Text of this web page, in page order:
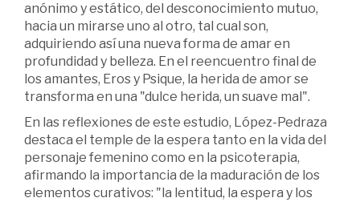
anónimo y estático, del desconocimiento mutuo,
hacia un mirarse uno al otro, tal cual son,
adquiriendo así una nueva forma de amar en
profundidad y belleza. En el reencuentro final de
los amantes, Eros y Psique, la herida de amor se
transforma en una "dulce herida, un suave mal".
En las reflexiones de este estudio, López-Pedraza
destaca el temple de la espera tanto en la vida del
personaje femenino como en la psicoterapia,
afirmando la importancia de la maduración de los
elementos curativos: "la lentitud, la espera y los